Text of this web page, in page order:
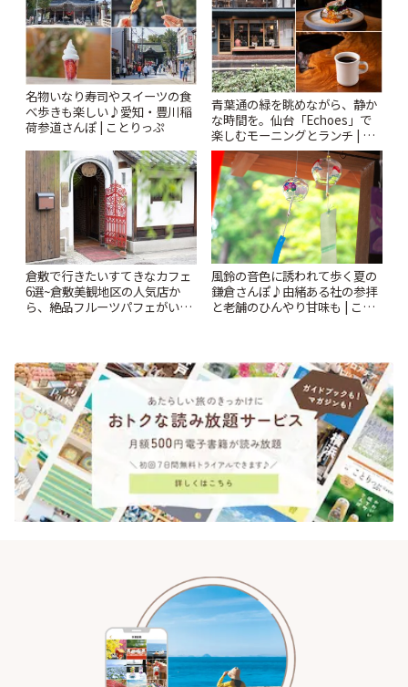
名物いなり寿司やスイーツの食
べ歩きも楽しい♪愛知・豊川稲
荷参道さんぽ | ことりっぷ
青葉通の緑を眺めながら、静か
な時間を。仙台「Echoes」で
楽しむモーニングとランチ | こ
とりっぷ
倉敷で行きたいすてきなカフェ
6選~倉敷美観地区の人気店か
ら、絶品フルーツパフェがいた
風鈴の音色に誘われて歩く夏の
鎌倉さんぽ♪由緒ある社の参拝
と老舗のひんやり甘味も | こと